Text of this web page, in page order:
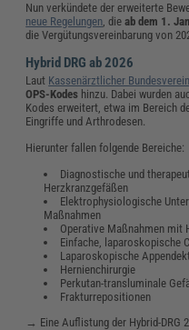
Nun verkündete der erweiterte
neue Regelungen, dieab dem 1.
die Vergütungsvereinbarung von
Hybrid DRG ab 2026
Laut Kassenärztlicher
OPS-Kodes hinzu. Dabei wurden
Kodes erweitert, etwa im Bereich
Eingriffe und Arthrodesen.
Hierunter fallen folgende Bereiche:
Diagnostische und
Herzkranzgefäßen
Elektrophysiologische
Maßnahmen
Operative Maßnahmen mit
Einfache, laparoskopische
Laparoskopische
Hernienchirurgie
Perkutan-transluminale
Frakturrepositionen
→ Eine Auflistung der Hybrid-DRG